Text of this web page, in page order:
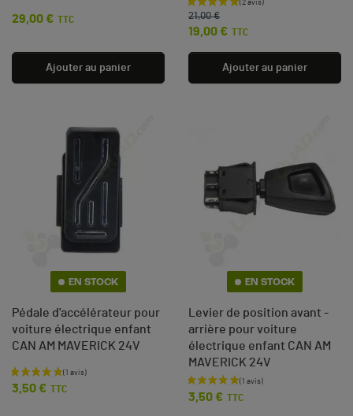
Prix
29,00 € TTC
Ajouter au panier
Prix de base
21,00 €
Prix
19,00 € TTC
Ajouter au panier
EN STOCK
Pédale d'accélérateur pour
voiture électrique enfant
CAN AM MAVERICK 24V
Prix
3,50 € TTC
EN STOCK
Levier de position avant -
arrière pour voiture
électrique enfant CAN AM
MAVERICK 24V
Prix
3,50 € TTC